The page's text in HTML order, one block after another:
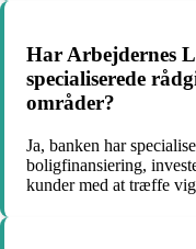
Har Arbejdernes
specialiserede
områder?
Ja, banken har
boligfinansiering,
kunder med at træffe